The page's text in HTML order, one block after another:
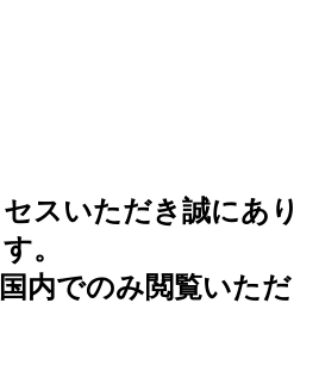
スいただき誠にあり
。
内でのみ閲覧いただ